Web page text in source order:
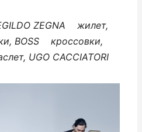
ZEGNA жилет,
BOSS кроссовки,
UGO CACCIATORI